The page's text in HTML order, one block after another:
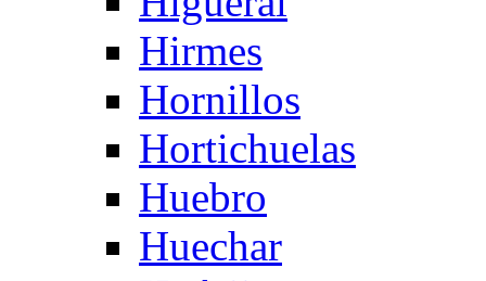
Hirmes
Hornillos
Hortichuelas
Huebro
Huechar